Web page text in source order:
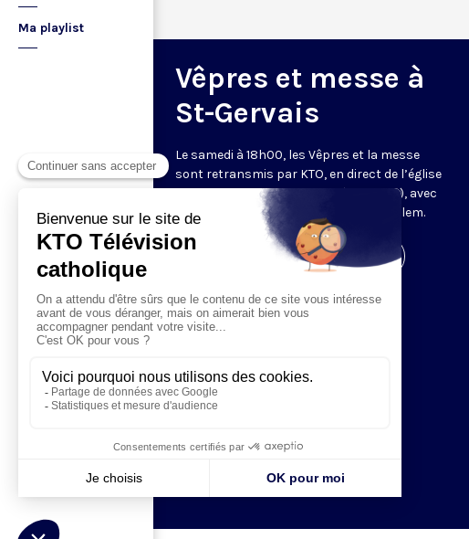
Ma playlist
Vêpres et messe à
St-Gervais
Le samedi à 18h00, les Vêpres et la messe
sont retransmis par KTO, en direct de l’église
Saint-Gervais-Saint-Protais (Paris, IVe), avec
les Fraternités Monastiques de Jérusalem.
Visiter la page de l'émission